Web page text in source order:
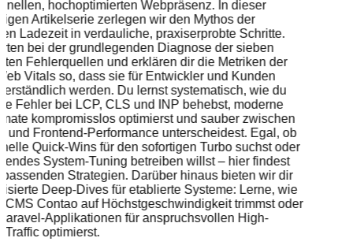
hochoptimierten Webpräsenz. In dieser
Artikelserie zerlegen wir den Mythos der
Ladezeit in verdauliche, praxiserprobte Schritte.
bei der grundlegenden Diagnose der sieben
Fehlerquellen und erklären dir die Metriken der
Vitals so, dass sie für Entwickler und Kunden
werden. Du lernst systematisch, wie du
Fehler bei LCP, CLS und INP behebst, moderne
kompromisslos optimierst und sauber zwischen
und Frontend-Performance unterscheidest. Egal, ob
Quick-Wins für den sofortigen Turbo suchst oder
System-Tuning betreiben willst – hier findest
Strategien. Darüber hinaus bieten wir dir
Deep-Dives für etablierte Systeme: Lerne, wie
CMS Contao auf Höchstgeschwindigkeit trimmst oder
Applikationen für anspruchsvollen High-
Traffic optimierst.